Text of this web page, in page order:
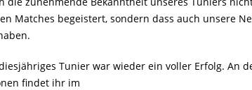
Matches begeistert, sondern dass auch unsere
Tunier war wieder ein voller Erfolg. An
findet ihr im